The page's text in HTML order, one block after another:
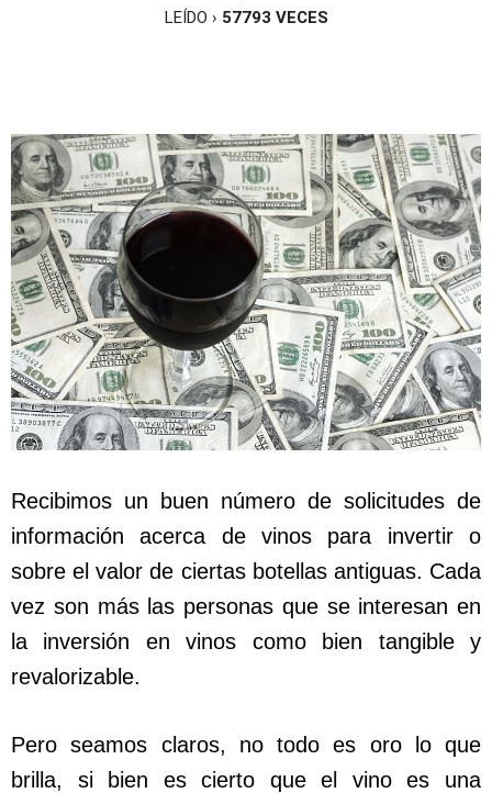
LEÍDO › 57793 VECES
Recibimos un buen número de solicitudes de
información acerca de vinos para invertir o
sobre el valor de ciertas botellas antiguas. Cada
vez son más las personas que se interesan en
la inversión en vinos como bien tangible y
revalorizable.
Pero seamos claros, no todo es oro lo que
brilla, si bien es cierto que el vino es una